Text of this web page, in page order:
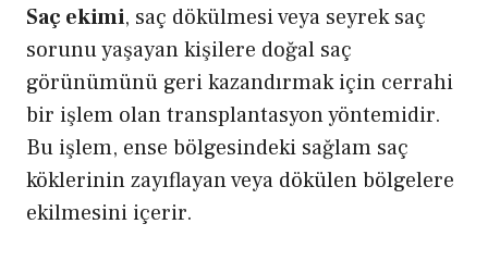
Saç ekimi, saç dökülmesi veya seyrek saç
sorunu yaşayan kişilere doğal saç
görünümünü geri kazandırmak için cerrahi
bir işlem olan transplantasyon yöntemidir.
Bu işlem, ense bölgesindeki sağlam saç
köklerinin zayıflayan veya dökülen bölgelere
ekilmesini içerir.